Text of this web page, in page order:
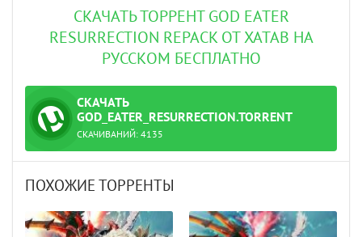
СКАЧАТЬ ТОРРЕНТ GOD EATER
RESURRECTION REPACK ОТ XATAB НА
РУССКОМ БЕСПЛАТНО
СКАЧАТЬ
ТОРРЕНТGOD_EATER_RESURRECTION.TORRENT
СКАЧИВАНИЙ: 4135
ПОХОЖИЕ ТОРРЕНТЫ